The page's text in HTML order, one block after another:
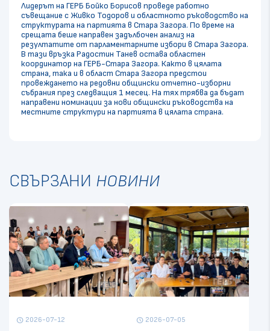
Лидерът на ГЕРБ Бойко Борисов проведе работно
съвещание с Живко Тодоров и областното ръководство на
структурата на партията в Стара Загора. По време на
срещата беше направен задълбочен анализ на
резултатите от парламентарните избори в Стара Загора.
В тази връзка Радостин Танев остава областен
координатор на ГЕРБ-Стара Загора. Както в цялата
страна, така и в област Стара Загора предстои
провеждането на редовни общински отчетно-изборни
събрания през следващия 1 месец. На тях трябва да бъдат
направени номинации за нови общински ръководства на
местните структури на партията в цялата страна.
СВЪРЗАНИ НОВИНИ
schedule 2026-07-12 schedule 2026-07-05